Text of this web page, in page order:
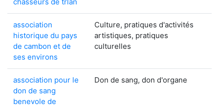
association
historique du pays
de cambon et de
ses environs
Culture, pratiques d'activités
artistiques, pratiques
culturelles
association pour le
don de sang
benevole de
Don de sang, don d'organe